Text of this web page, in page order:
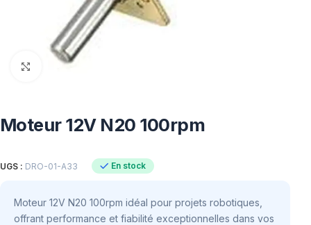
Click to enlarge
Moteur 12V N20 100rpm
UGS : DRO-01-A33 En stock
Moteur 12V N20 100rpm idéal pour projets robotiques,
offrant performance et fiabilité exceptionnelles dans vos